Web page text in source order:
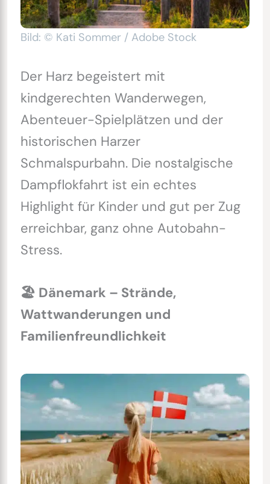
Bild: © Kati Sommer / Adobe Stock
Der Harz begeistert mit
kindgerechten Wanderwegen,
Abenteuer-Spielplätzen und der
historischen Harzer
Schmalspurbahn. Die nostalgische
Dampflokfahrt ist ein echtes
Highlight für Kinder und gut per Zug
erreichbar, ganz ohne Autobahn-
Stress.
🏖 Dänemark – Strände,
Wattwanderungen und
Familienfreundlichkeit